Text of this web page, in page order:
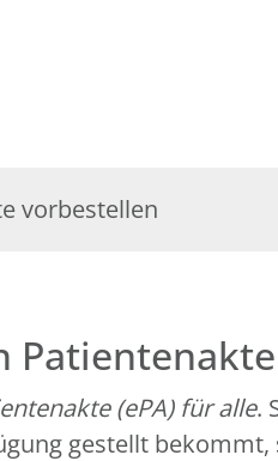
vorbestellen
Patientenakte
(ePA) für alle.
gestellt